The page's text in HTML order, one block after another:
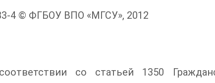
4 © ФГБОУ ВПО «МГСУ», 2012
со статьей 1350